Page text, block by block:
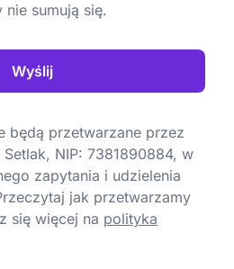
nie sumują się.
Wyślij
będą przetwarzane przez
Setlak, NIP: 7381890884, w
zapytania i udzielenia
jak przetwarzamy
się więcej na polityka